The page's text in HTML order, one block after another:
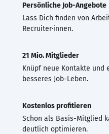
Persönliche Job-Angebote
Lass Dich finden von
Recruiter·innen.
21 Mio. Mitglieder
Knüpf neue Kontakte und
besseres Job-Leben.
Kostenlos profitieren
Schon als Basis-Mitglied
deutlich optimieren.